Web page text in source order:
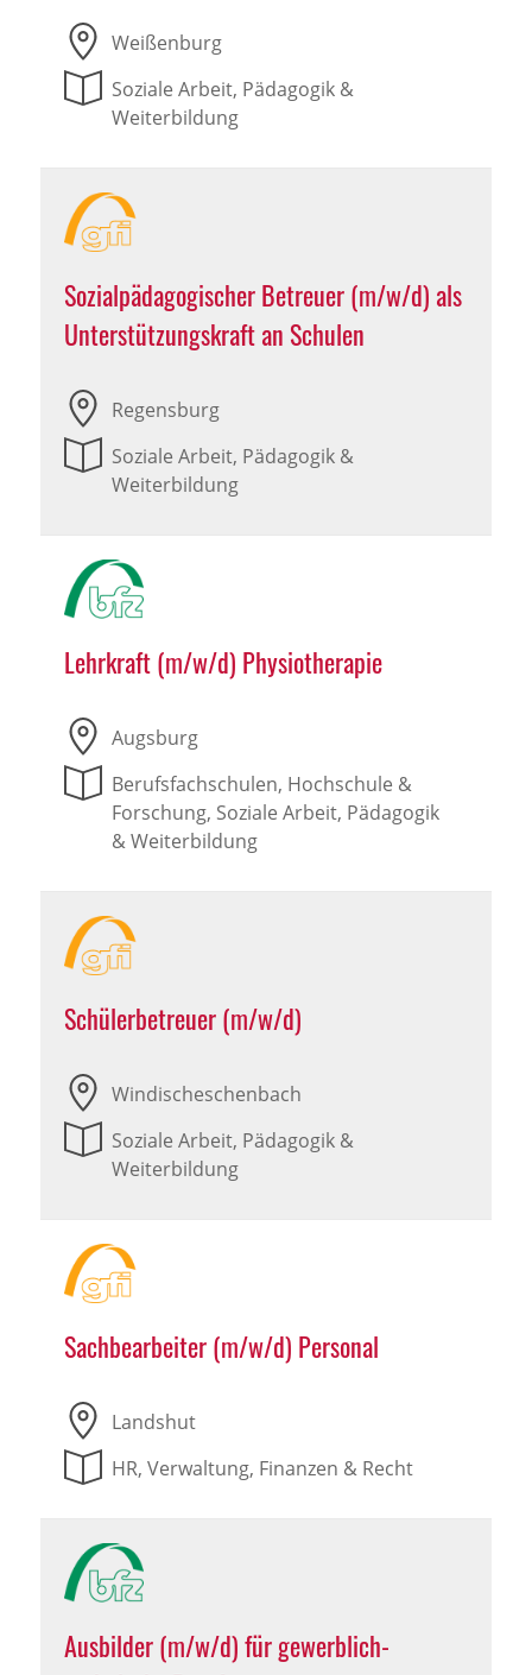
Weißenburg
Soziale Arbeit, Pädagogik &
Weiterbildung
Sozialpädagogischer Betreuer (m/w/d) als
Unterstützungskraft an Schulen
Regensburg
Soziale Arbeit, Pädagogik &
Weiterbildung
Lehrkraft (m/w/d) Physiotherapie
Augsburg
Berufsfachschulen, Hochschule &
Forschung, Soziale Arbeit, Pädagogik
& Weiterbildung
Schülerbetreuer (m/w/d)
Windischeschenbach
Soziale Arbeit, Pädagogik &
Weiterbildung
Sachbearbeiter (m/w/d) Personal
Landshut
HR, Verwaltung, Finanzen & Recht
Ausbilder (m/w/d) für gewerblich-